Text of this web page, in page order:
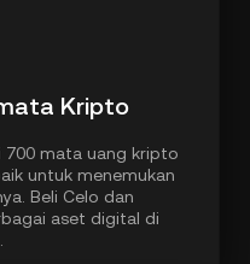
Kripto
700 mata uang kripto
untuk menemukan
Beli Celo dan
aset digital di